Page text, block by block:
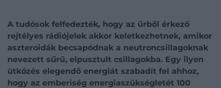
A tudósok felfedezték, hogy az űrből érkező
rejtélyes rádiójelek akkor keletkezhetnek, amikor
aszteroidák becsapódnak a neutroncsillagoknak
nevezett sűrű, elpusztult csillagokba. Egy ilyen
ütközés elegendő energiát szabadít fel ahhoz,
hogy az emberiség energiaszükségletét 100